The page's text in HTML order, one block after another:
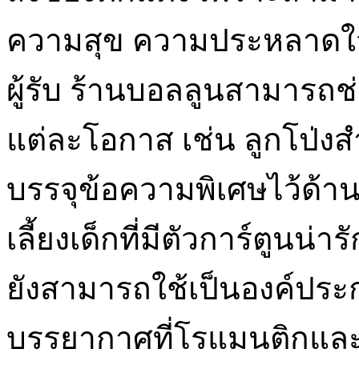
ความสุข ความประหลาด
ผู้รับ ร้านบอลลูนสามารถ
แต่ละโอกาส เช่น ลูกโป่ง
บรรจุข้อความพิเศษไว้ด้า
เลี้ยงเด็กที่มีตัวการ์ตูนน่า
ยังสามารถใช้เป็นองค์ปร
บรรยากาศที่โรแมนติกแล